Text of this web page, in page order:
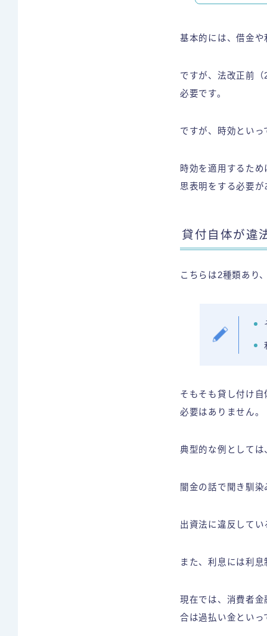
基本的には、借金
ですが、法改正前
必要です。
ですが、時効といっ
時効を適用するた
思表明をする必要
貸付自体が違
こちらは2種類あり
そもそも貸し付け
必要はありません。
典型的な例としては
闇金の話で聞き馴
出資法に違反して
また、利息には利
現在では、消費者
合は過払い金とい